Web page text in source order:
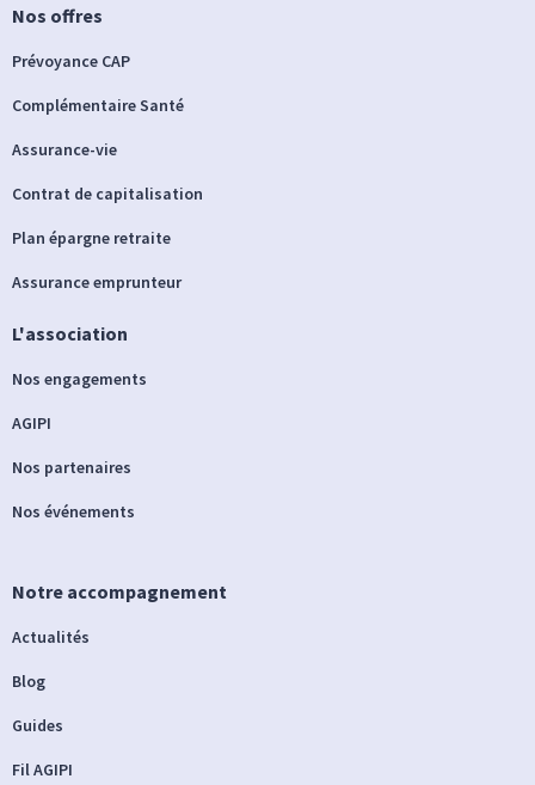
Nos offres
Prévoyance CAP
Complémentaire Santé
Assurance-vie
Contrat de capitalisation
Plan épargne retraite
Assurance emprunteur
L'association
Nos engagements
AGIPI
Nos partenaires
Nos événements
Notre accompagnement
Actualités
Blog
Guides
Fil AGIPI